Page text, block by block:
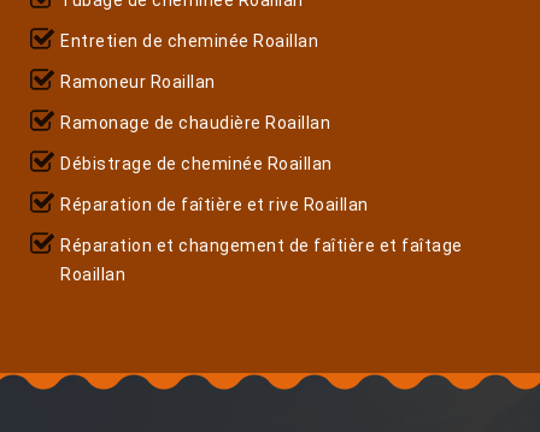
Entretien de cheminée Roaillan
Ramoneur Roaillan
Ramonage de chaudière Roaillan
Débistrage de cheminée Roaillan
Réparation de faîtière et rive Roaillan
Réparation et changement de faîtière et faîtage
Roaillan